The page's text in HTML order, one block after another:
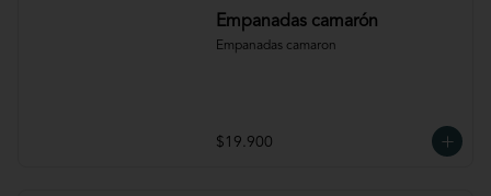
Empanadas camarón
Empanadas camaron
$19.900